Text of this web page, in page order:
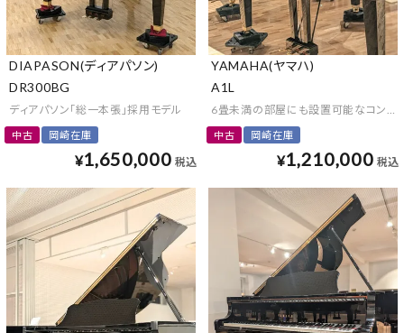
DIAPASON(ディアパソン)
DR300BG
ディアパソン「総一本張」採用モデル
中古 岡崎在庫
¥1,650,000 税込
YAMAHA(ヤマハ)
A1L
6畳未満の部屋にも設置可能なコンパ
中古 岡崎在庫
¥1,210,000 税込